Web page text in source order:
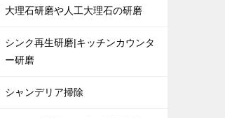
大理石研磨や人工大理石の研磨
シンク再生研磨|キッチンカウンタ
ー研磨
シャンデリア掃除